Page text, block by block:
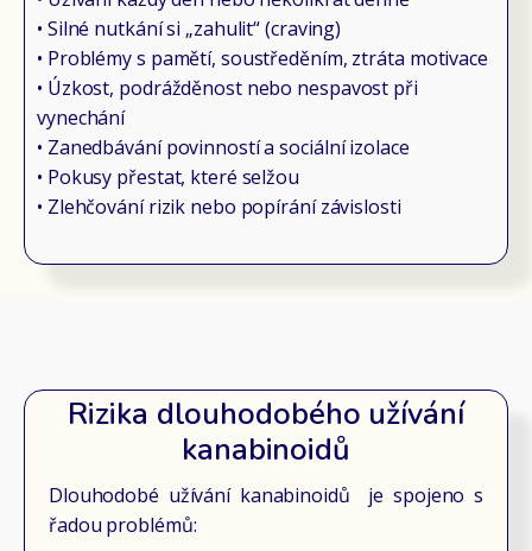
• Silné nutkání si „zahulit“ (craving)
• Problémy s pamětí, soustředěním, ztráta motivace
• Úzkost, podrážděnost nebo nespavost při
vynechání
• Zanedbávání povinností a sociální izolace
• Pokusy přestat, které selžou
• Zlehčování rizik nebo popírání závislosti
Rizika dlouhodobého užívání
kanabinoidů
Dlouhodobé užívání kanabinoidů je spojeno s
řadou problémů: